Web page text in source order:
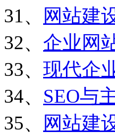
31、
网站建
32、 企业网
33、 现代企
34、 SEO与
35、
网站建